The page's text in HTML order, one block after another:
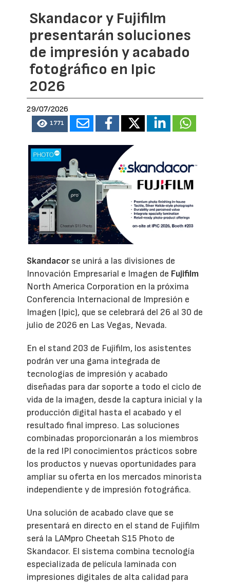
Skandacor y Fujifilm
presentarán soluciones
de impresión y acabado
fotográfico en Ipic
2026
29/07/2026
1771
Skandacorse unirá a las divisiones de
Innovación Empresarial e Imagen de Fujifilm
North America Corporation en la próxima
Conferencia Internacional de Impresión e
Imagen (Ipic), que se celebrará del 26 al 30 de
julio de 2026 en Las Vegas, Nevada.
En el stand 203 de Fujifilm, los asistentes
podrán ver una gama integrada de
tecnologías de impresión y acabado
diseñadas para dar soporte a todo el ciclo de
vida de la imagen, desde la captura inicial y la
producción digital hasta el acabado y el
resultado final impreso. Las soluciones
combinadas proporcionarán a los miembros
de la red IPI conocimientos prácticos sobre
los productos y nuevas oportunidades para
ampliar su oferta en los mercados minorista
independiente y de impresión fotográfica.
Una solución de acabado clave que se
presentará en directo en el stand de Fujifilm
será la LAMpro Cheetah S15 Photo de
Skandacor. El sistema combina tecnología
especializada de película laminada con
impresiones digitales de alta calidad para